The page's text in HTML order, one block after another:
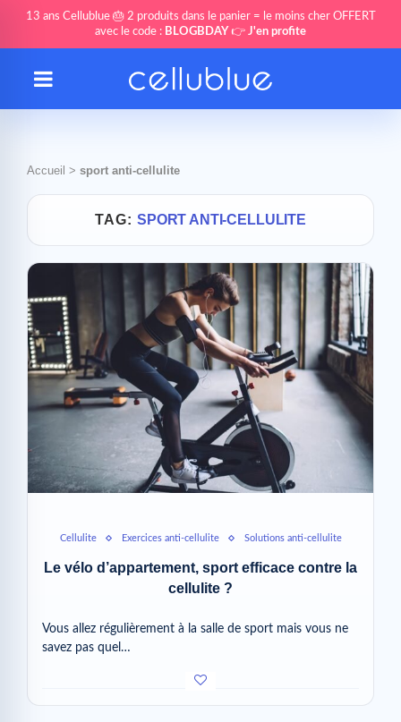
13 ans Cellublue 🎂 2 produits dans le panier = le moins cher OFFERT
avec le code : BLOGBDAY 👉 J'en profite
Accueil > sport anti-cellulite
TAG:SPORT ANTI-CELLULITE
Cellulite Exercices anti-cellulite Solutions anti-cellulite
Le vélo d’appartement, sport efficace contre la
cellulite ?
Vous allez régulièrement à la salle de sport mais vous ne
savez pas quel…